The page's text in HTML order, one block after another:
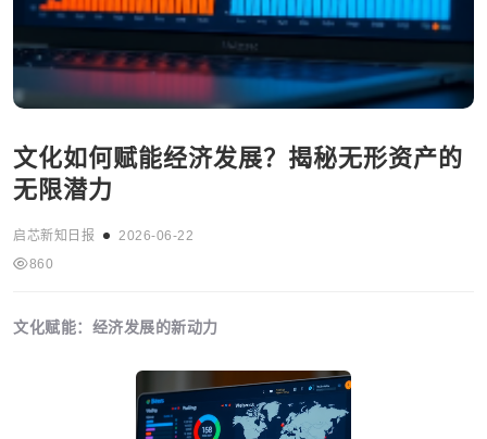
文化如何赋能经济发展？揭秘无形资产的
无限潜力
启芯新知日报
2026-06-22
860
文化赋能：经济发展的新动力